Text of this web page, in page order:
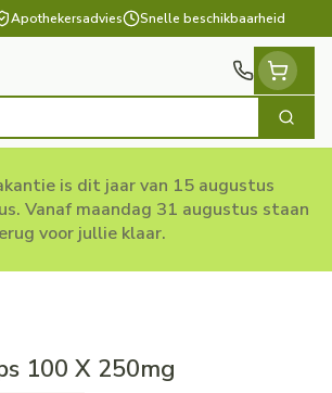
Apothekersadvies Snelle beschikbaarheid
Zoek
is dit jaar van 15 augustus
Vanaf maandag 31 augustus staan
voor jullie klaar.
100 X 250mg